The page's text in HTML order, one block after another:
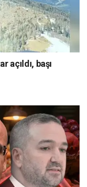
açıldı, başı